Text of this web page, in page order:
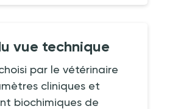
vue technique
par le vétérinaire
cliniques et
biochimiques de